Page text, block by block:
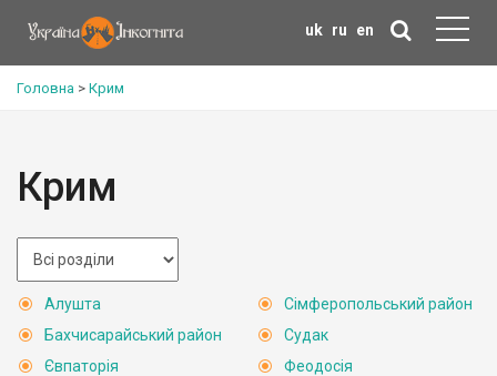
uk ru en
Головна > Крим
Крим
Алушта
Бахчисарайський район
Євпаторія
Сімферопольський район
Судак
Феодосія